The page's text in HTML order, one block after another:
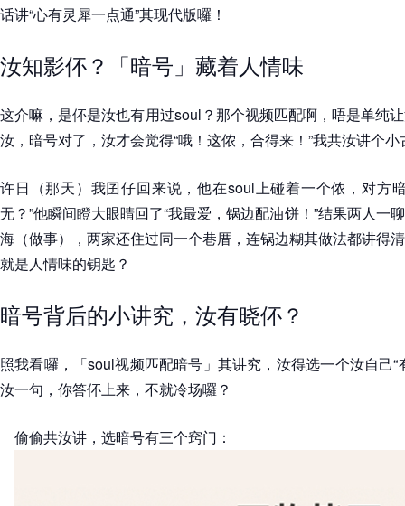
话讲“心有灵犀一点通”其现代版囉！
汝知影伓？「暗号」藏着人情味
这介嘛，是伓是汝也有用过soul？那个视频匹配啊，唔是单纯
汝，暗号对了，汝才会觉得“哦！这侬，合得来！”我共汝讲个
许日（那天）我囝仔回来说，他在soul上碰着一个侬，对方
无？”他瞬间瞪大眼睛回了“我最爱，锅边配油饼！”结果两人一
海（做事），两家还住过同一个巷厝，连锅边糊其做法都讲得
就是人情味的钥匙？
暗号背后的小讲究，汝有晓伓？
照我看囉，「soul视频匹配暗号」其讲究，汝得选一个汝自己“
汝一句，你答伓上来，不就冷场囉？
偷偷共汝讲，选暗号有三个窍门：